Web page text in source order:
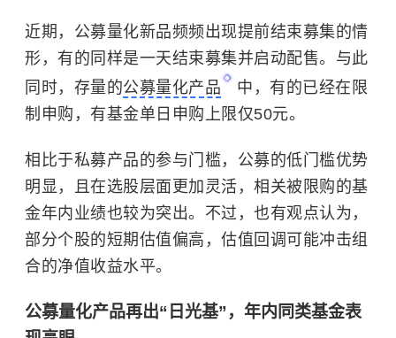
近期，公募量化新品频频出现提前结束募集的情
形，有的同样是一天结束募集并启动配售。与此
同时，存量的公募量化产品
中，有的已经在限
制申购，有基金单日申购上限仅50元。
相比于私募产品的参与门槛，公募的低门槛优势
明显，且在选股层面更加灵活，相关被限购的基
金年内业绩也较为突出。不过，也有观点认为，
部分个股的短期估值偏高，估值回调可能冲击组
合的净值收益水平。
公募量化产品再出“日光基”，年内同类基金表